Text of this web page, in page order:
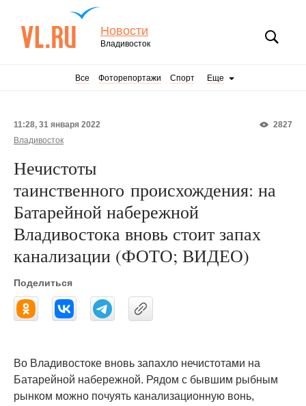
Новости
Владивосток
Все Фоторепортажи Спорт Еще
2827
11:28, 31 января 2022
Владивосток
Нечистоты
таинственного происхождения: на
Батарейной набережной
Владивостока вновь стоит запах
канализации (ФОТО; ВИДЕО)
Поделиться
Во Владивостоке вновь запахло нечистотами на
Батарейной набережной. Рядом с бывшим рыбным
рынком можно почуять канализационную вонь,